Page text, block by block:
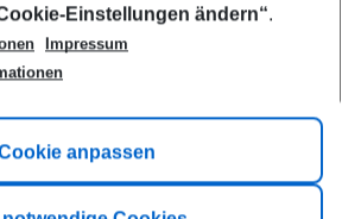
Einstellungen ändern“.
Impressum
anpassen